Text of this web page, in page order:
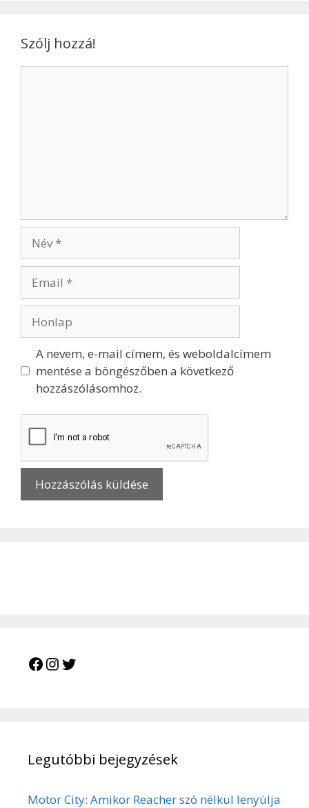
Szólj hozzá!
A nevem, e-mail címem, és weboldalcímem
mentése a böngészőben a következő
hozzászólásomhoz.
Legutóbbi bejegyzések
Motor City: Amikor Reacher szó nélkül lenyúlja